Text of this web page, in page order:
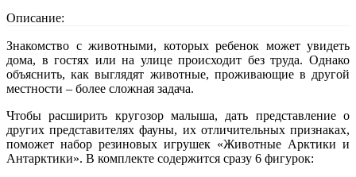
Описание:
Знакомство с животными, которых ребенок может увидеть
дома, в гостях или на улице происходит без труда. Однако
объяснить, как выглядят животные, проживающие в другой
местности – более сложная задача.
Чтобы расширить кругозор малыша, дать представление о
других представителях фауны, их отличительных признаках,
поможет набор резиновых игрушек «Животные Арктики и
Антарктики». В комплекте содержится сразу 6 фигурок: